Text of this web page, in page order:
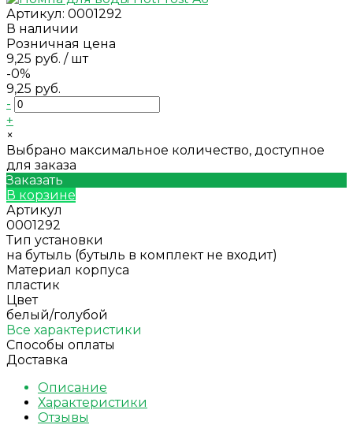
Артикул: 0001292
В наличии
Розничная цена
9,25 руб. / шт
-0%
9,25 руб.
-
+
×
Выбрано максимальное количество, доступное
для заказа
Заказать
В корзине
Артикул
0001292
Тип установки
на бутыль (бутыль в комплект не входит)
Материал корпуса
пластик
Цвет
белый/голубой
Все характеристики
Способы оплаты
Доставка
Описание
Характеристики
Отзывы